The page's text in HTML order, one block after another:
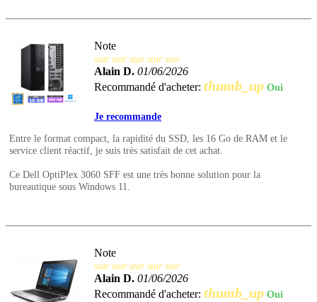
Note
star star star star star
Alain D. 01/06/2026
Recommandé d'acheter: thumb_up Oui
Je recommande
Entre le format compact, la rapidité du SSD, les 16 Go de RAM et le
service client réactif, je suis très satisfait de cet achat.
Ce Dell OptiPlex 3060 SFF est une très bonne solution pour la
bureautique sous Windows 11.
Note
star star star star star
Alain D. 01/06/2026
Recommandé d'acheter: thumb_up Oui